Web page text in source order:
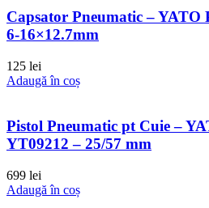
Capsator Pneumatic – YATO
6-16×12.7mm
125 lei
Adaugă în coș
Pistol Pneumatic pt Cuie –
YT09212 – 25/57 mm
699 lei
Adaugă în coș